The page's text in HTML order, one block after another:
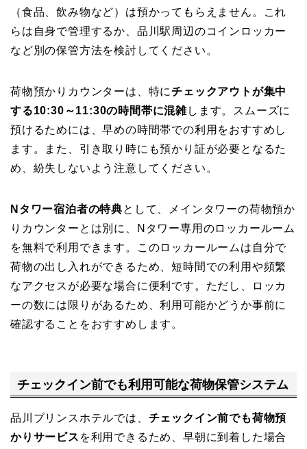
（食品、飲み物など）は預かってもらえません。これ
らは自身で管理するか、品川駅周辺のコインロッカー
など別の保管方法を検討してください。
荷物預かりカウンターは、特にチェックアウトが集中
する10:30～11:30の時間帯に混雑します。スムーズに
預けるためには、早めの時間帯での利用をおすすめし
ます。また、引き取り時にも預かり証が必要となるた
め、紛失しないよう注意してください。
Nタワー宿泊者の特典として、メインタワーの荷物預か
りカウンターとは別に、Nタワー専用のロッカールーム
を無料で利用できます。このロッカールームは自分で
荷物の出し入れができるため、短時間での利用や頻繁
なアクセスが必要な場合に便利です。ただし、ロッカ
ーの数には限りがあるため、利用可能かどうか事前に
確認することをおすすめします。
チェックイン前でも利用可能な荷物保管システム
品川プリンスホテルでは、 チェックイン前でも荷物預
かりサービス を利用できるため、早朝に到着した場合